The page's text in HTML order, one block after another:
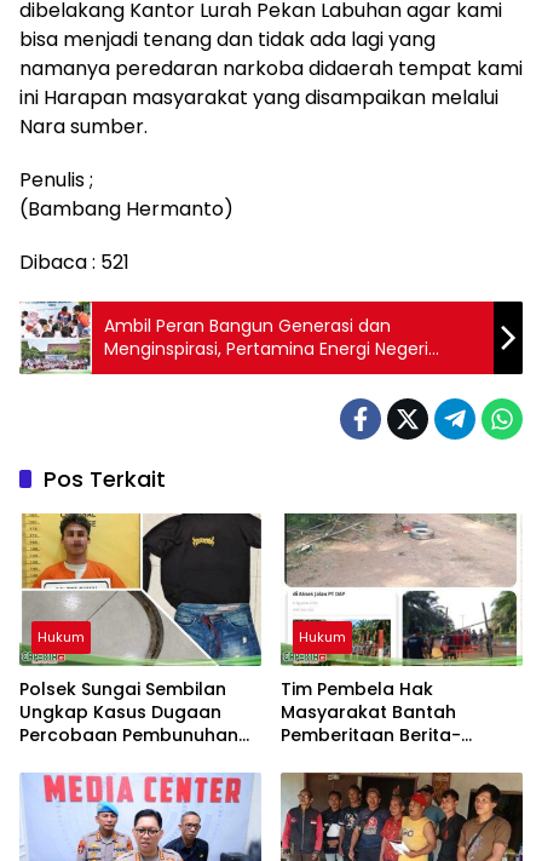
dibelakang Kantor Lurah Pekan Labuhan agar kami
bisa menjadi tenang dan tidak ada lagi yang
namanya peredaran narkoba didaerah tempat kami
ini Harapan masyarakat yang disampaikan melalui
Nara sumber.
Penulis ;
(Bambang Hermanto)
Dibaca : 521
Ambil Peran Bangun Generasi dan
Menginspirasi, Pertamina Energi Negeri
Sambangi 2 Sekolah di Dumai
Pos Terkait
Hukum
Polsek Sungai Sembilan
Ungkap Kasus Dugaan
Percobaan Pembunuhan
Hukum
Tim Pembela Hak
Masyarakat Bantah
Pemberitaan Berita-
Tidak Sesuai Fakta dan
Akan Tempuh Jalur Dewan
Pers